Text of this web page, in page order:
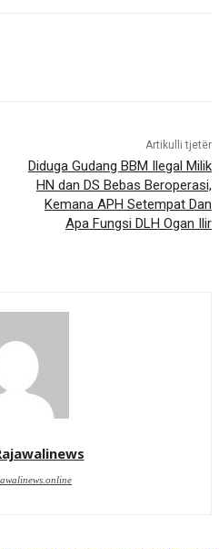
Artikulli tjetër
Diduga Gudang BBM Ilegal Milik
HN dan DS Bebas Beroperasi,
Kemana APH Setempat Dan
Apa Fungsi DLH Ogan Ilir